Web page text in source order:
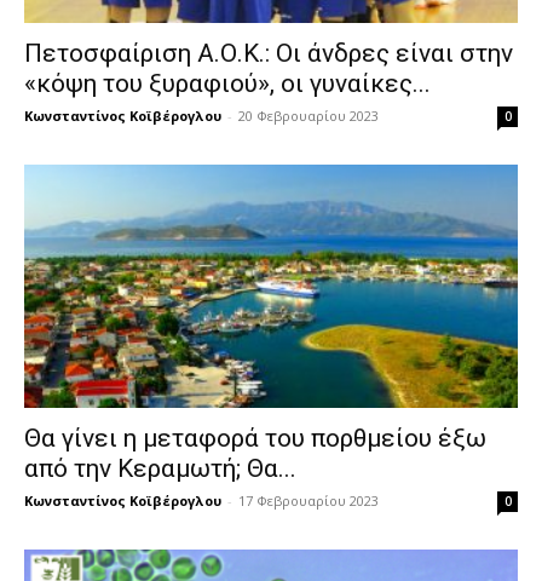
Πετοσφαίριση Α.Ο.Κ.: Οι άνδρες είναι στην
«κόψη του ξυραφιού», οι γυναίκες...
Κωνσταντίνος Κοϊβέρογλου - 20 Φεβρουαρίου 2023 0
Θα γίνει η μεταφορά του πορθμείου έξω
από την Κεραμωτή; Θα...
Κωνσταντίνος Κοϊβέρογλου - 17 Φεβρουαρίου 2023 0